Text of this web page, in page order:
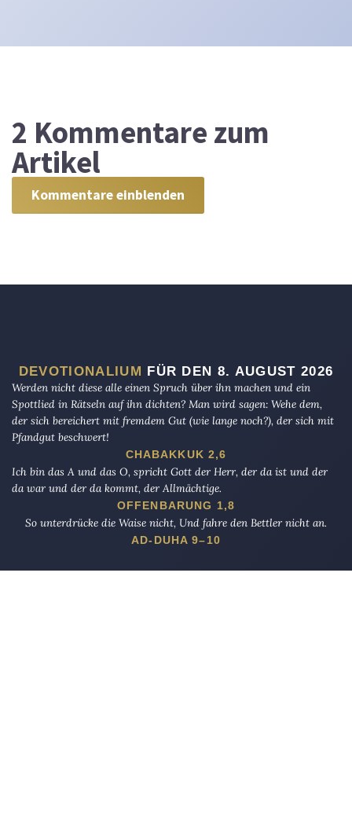
2 Kommentare zum
Artikel
Kommentare einblenden
DEVOTIONALIUM FÜR DEN 8. AUGUST 2026
Werden nicht diese alle einen Spruch über ihn machen und ein
Spottlied in Rätseln auf ihn dichten? Man wird sagen: Wehe dem,
der sich bereichert mit fremdem Gut (wie lange noch?), der sich mit
Pfandgut beschwert!
CHABAKKUK 2,6
Ich bin das A und das O, spricht Gott der Herr, der da ist und der
da war und der da kommt, der Allmächtige.
OFFENBARUNG 1,8
So unterdrücke die Waise nicht, Und fahre den Bettler nicht an.
AD-DUHA 9–10